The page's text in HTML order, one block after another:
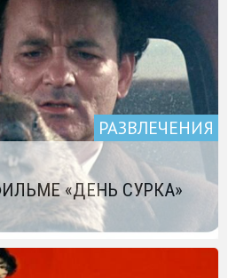
РАЗВЛЕЧЕНИЯ
«ДЕНЬ СУРКА»